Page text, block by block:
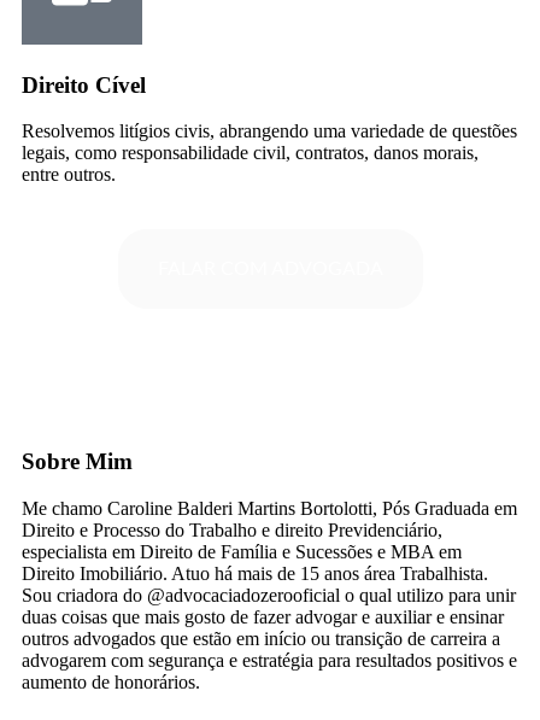
Direito Cível
Resolvemos litígios civis, abrangendo uma variedade de questões
legais, como responsabilidade civil, contratos, danos morais,
entre outros.
Sobre Mim
Me chamo Caroline Balderi Martins Bortolotti, Pós Graduada em
Direito e Processo do Trabalho e direito Previdenciário,
especialista em Direito de Família e Sucessões e MBA em
Direito Imobiliário. Atuo há mais de 15 anos área Trabalhista.
Sou criadora do @advocaciadozerooficial o qual utilizo para unir
duas coisas que mais gosto de fazer advogar e auxiliar e ensinar
outros advogados que estão em início ou transição de carreira a
advogarem com segurança e estratégia para resultados positivos e
aumento de honorários.